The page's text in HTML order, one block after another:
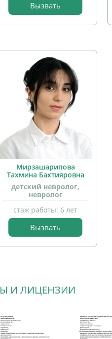
Вызвать
Мирзашарипова
Тахмина Бахтияровна
детский невролог,
невролог
стаж работы: 6 лет
Вызвать
И ЛИЦЕНЗИИ